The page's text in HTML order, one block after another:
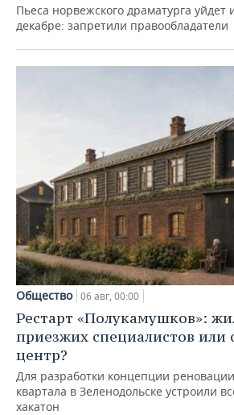
Пьеса норвежского драматурга уйдет
декабре: запретили правообладатели
Общество 06 авг, 00:00
Рестарт «Полукамушков»:
приезжих специалистов
центр?
Для разработки концепции
квартала в Зеленодольске устроили
хакатон